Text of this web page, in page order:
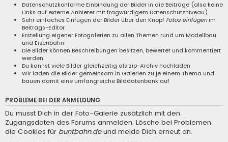
Datenschutzkonforme Einbindung der Bilder in die Beiträge (also keine
Links auf externe Anbieter mit fragwürdigem Datenschutzniveau)
Sehr einfaches Einfügen der Bilder über den Knopf Fotos einfügenim
Beitrags-Editor
Erstellung eigener Fotogalerien zu allen Themen rund um Modellbau
und Eisenbahn
Die Bilder können Beschreibungen besitzen, bewertet und kommentiert
werden
Du kannst viele Bilder gleichzeitig als zip-Archiv hochladen
Wir laden die Bilder gemeinsam in Galerien zu je einem Thema und
bauen damit eine umfangreiche Bilddatenbank auf
PROBLEME BEI DER ANMELDUNG
Du musst Dich in der Foto-Galerie zusätzlich mit den
Zugangsdaten des Forums anmelden. Lösche bei Problemen
die Cookies für buntbahn.deund melde Dich erneut an.